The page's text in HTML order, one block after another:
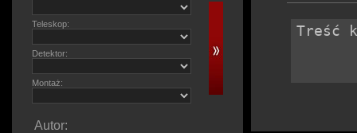
Teleskop:
Detektor:
Montaż:
Autor: